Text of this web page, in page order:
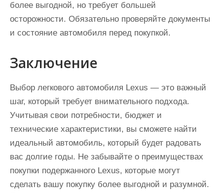
более выгодной, но требует большей
осторожности. Обязательно проверяйте документы
и состояние автомобиля перед покупкой.
Заключение
Выбор легкового автомобиля Lexus — это важный
шаг, который требует внимательного подхода.
Учитывая свои потребности, бюджет и
технические характеристики, вы сможете найти
идеальный автомобиль, который будет радовать
вас долгие годы. Не забывайте о преимуществах
покупки подержанного Lexus, которые могут
сделать вашу покупку более выгодной и разумной.